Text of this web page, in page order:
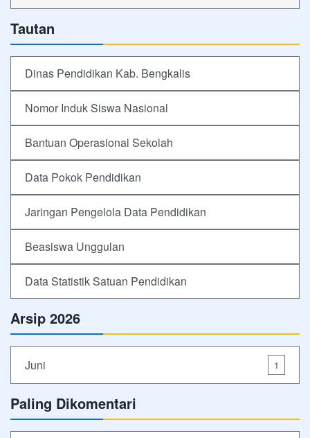
Tautan
Dinas Pendidikan Kab. Bengkalis
Nomor Induk Siswa Nasional
Bantuan Operasional Sekolah
Data Pokok Pendidikan
Jaringan Pengelola Data Pendidikan
Beasiswa Unggulan
Data Statistik Satuan Pendidikan
Arsip 2026
Juni 1
Paling Dikomentari